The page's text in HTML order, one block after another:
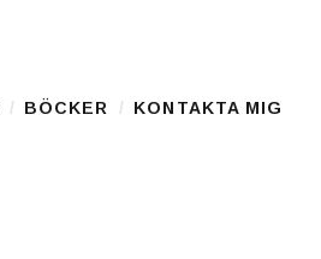
BÖCKER KONTAKTA MIG